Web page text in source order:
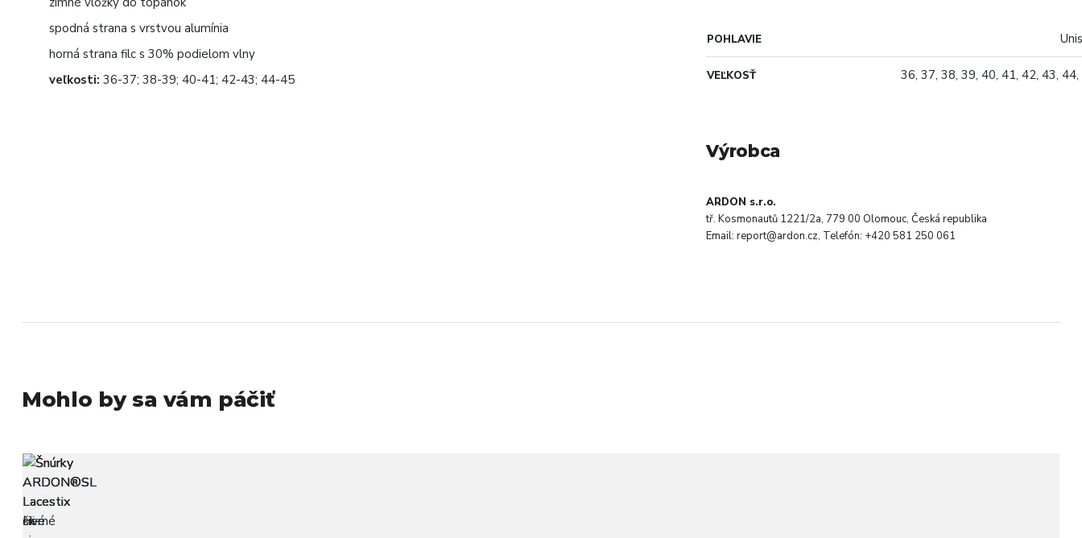
spodná strana s vrstvou alumínia
horná strana filc s 30% podielom vlny
veľkosti: 36-37; 38-39; 40-41; 42-43; 44-45
POHLAVIE
VEĽKOSŤ 36, 37, 38, 39, 40, 41, 42, 43,
Výrobca
ARDON s.r.o.
tř. Kosmonautů 1221/2a, 779 00 Olomouc, Česká republika
Email: report@ardon.cz, Telefón: +420 581 250 061
Mohlo by sa vám páčiť